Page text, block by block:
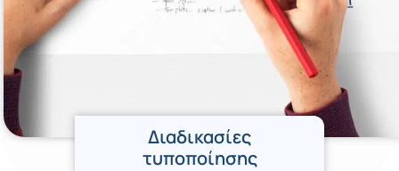
Διαδικασίες
τυποποίησης